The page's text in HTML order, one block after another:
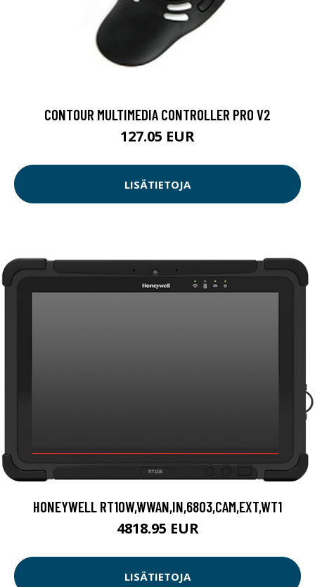
CONTOUR MULTIMEDIA CONTROLLER PRO V2
127.05 EUR
LISÄTIETOJA
HONEYWELL RT10W,WWAN,IN,6803,CAM,EXT,WT1
4818.95 EUR
LISÄTIETOJA